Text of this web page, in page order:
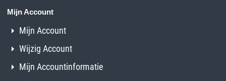
Mijn Account
Mijn Account
Wijzig Account
Mijn Accountinformatie